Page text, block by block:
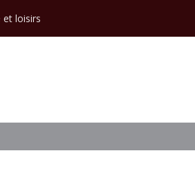
et loisirs